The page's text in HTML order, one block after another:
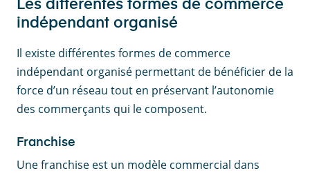
Les différentes formes de commerce
indépendant organisé
Il existe différentes formes de commerce
indépendant organisé permettant de bénéficier de la
force d’un réseau tout en préservant l’autonomie
des commerçants qui le composent.
Franchise
Une franchise est un modèle commercial dans